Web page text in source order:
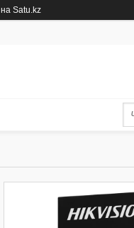
на Satu.kz